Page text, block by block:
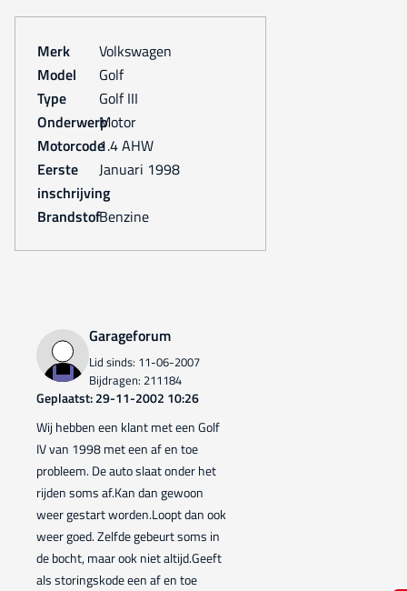
Merk
Volkswagen
Model
Golf
Type
Golf III
OnderwerpMotor
Motorcode 1.4 AHW
Eerste
inschrijving
januari 1998
Brandstof Benzine
Garageforum
Lid sinds: 11-06-2007
Bijdragen: 211184
Geplaatst: 29-11-2002 10:26
Wij hebben een klant met een Golf
IV van 1998 met een af en toe
probleem. De auto slaat onder het
rijden soms af.Kan dan gewoon
weer gestart worden.Loopt dan ook
weer goed. Zelfde gebeurt soms in
de bocht, maar ook niet altijd.Geeft
als storingskode een af en toe